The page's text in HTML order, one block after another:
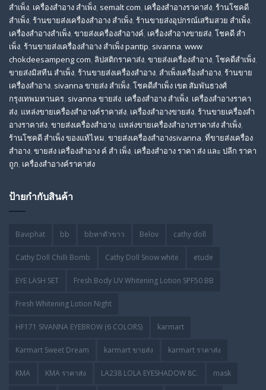
สําเพ็ง, เครื่องสำอาง สำเพ็ง, semalt com, เครื่องสำอางราคาส่ง, ร้านโชคดี
สำเพ็ง, ร้านขายส่งเครื่องสําอาง สําเพ็ง, ร้านขายส่งอุปกรณ์เสริมสวย สําเพ็ง,
เครื่องสำอางสำเพ็ง, ขายส่งเครื่องสำอางค์, เครื่องสำอางขายส่ง, โชคดี สํา
เพ็ง, ร้านขายส่งเครื่องสําอาง สําเพ็ง pantip, sivanna, www
chokdeesampeng com, ลิปสติกราคาส่ง, ขายส่งเครื่องสำอาง, โชคดีสำเพ็ง,
ขายส่งมิสทีน สําเพ็ง, ร้านขายส่งเครื่องสำอาง, สําเพ็งเครื่องสําอาง, ร้านขาย
เครื่องสำอาง, sivanna ขายส่ง สําเพ็ง, โชคดีสำเพ็ง เขต สัมพันธวงศ์
กรุงเทพมหานคร, sivanna ขายส่ง, เครื่องสําอาง สําเพ็ง, เครื่องสําอางราคา
ส่ง, แหล่งขายเครื่องสําอางค์ราคาส่ง, เครื่องสําอางขายส่ง, ร้านขายเครื่องสํา
อางราคาส่ง, ขายส่งเครื่องสําอาง, แหล่งขายเครื่องสําอางราคาส่ง สําเพ็ง,
ร้านโชคดี สําเพ็ง ของแท้ไหม, ขายส่งเครื่องสําอางsivanna, ที่ขายส่งเครื่อง
สําอาง, ขายส่ง เครื่องสำอาง ค์ สำ เพ็ง, เครื่องสำอาง ราคา ส่ง และ ปลีก ราคา
ถูก, เครื่องสำอางค์ราคาส่ง
ป้ายกำกับสินค้า
Baviphat bb bbทาตัวขาว Belov cathy doll
Cathy Doll Chilli Bomb Cathy Doll Snow white etude
EYE LASH SET Fresh Body UV Whitening Lotion SPF50 BB
Fresh Whitening Lotion Night
HF171 SIVANNA EYEBROW (6 COLORS) karmart
Karmart Sweet Dream karmart ขายส่ง karmart ราคาส่ง
KMA KMA ราคาส่ง LA238 LOLA EYESHADOW 8C. mask